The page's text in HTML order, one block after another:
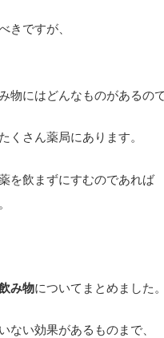
きですが、
物にはどんなものがあるの
くさん薬局にあります。
を飲まずにすむのであれば
み物についてまとめました。
ない効果があるものまで、